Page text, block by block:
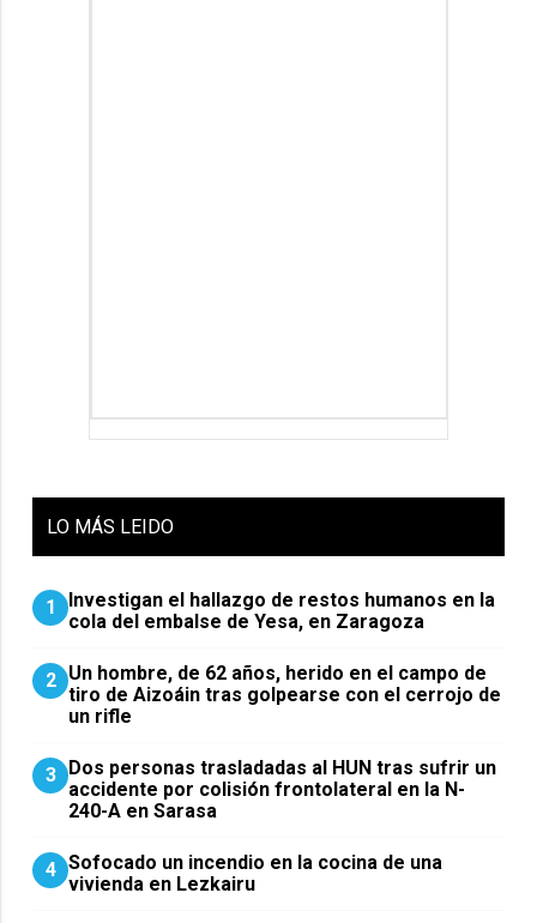
LO MÁS LEIDO
1
Investigan el hallazgo de restos humanos en la
cola del embalse de Yesa, en Zaragoza
2 Un hombre, de 62 años, herido en el campo de
tiro de Aizoáin tras golpearse con el cerrojo de
un rifle
3 ​Dos personas trasladadas al HUN tras sufrir un
accidente por colisión frontolateral en la N-
240-A en Sarasa
4 Sofocado un incendio en la cocina de una
vivienda en Lezkairu